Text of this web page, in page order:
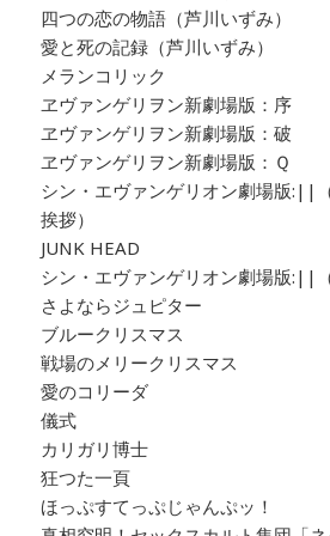
四つの恋の物語（芦川いずみ）
愛と死の記録（芦川いずみ）
メランコリック
ヱヴァンゲリヲン新劇場版：序
ヱヴァンゲリヲン新劇場版：破
ヱヴァンゲリヲン新劇場版：Ｑ
シン・エヴァンゲリオン劇場版:||
挨拶）
JUNK HEAD
シン・エヴァンゲリオン劇場版:||
さよならジュピター
ブルークリスマス
戦場のメリークリスマス
愛のコリーダ
儀式
カリガリ博士
狂つた一頁
ほっぷすてっぷじゃんぷッ！